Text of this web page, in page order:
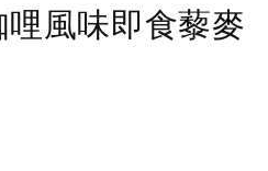
哩風味即食藜麥